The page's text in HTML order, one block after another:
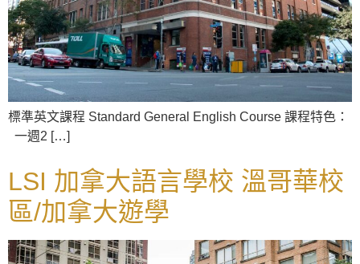
標準英文課程 Standard General English Course 課程特色：
一週2 […]
LSI 加拿大語言學校 溫哥華校
區/加拿大遊學